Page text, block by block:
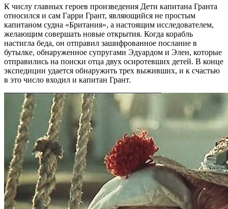
К числу главных героев произведения Дети капитана Гранта
относился и сам Гарри Грант, являющийся не простым
капитаном судна «Британия», а настоящим исследователем,
желающим совершать новые открытия. Когда корабль
настигла беда, он отправил зашифрованное послание в
бутылке, обнаруженное супругами Эдуардом и Элен, которые
отправились на поиски отца двух осиротевших детей. В конце
экспедиции удается обнаружить трех выживших, и к счастью
в это число входил и капитан Грант.